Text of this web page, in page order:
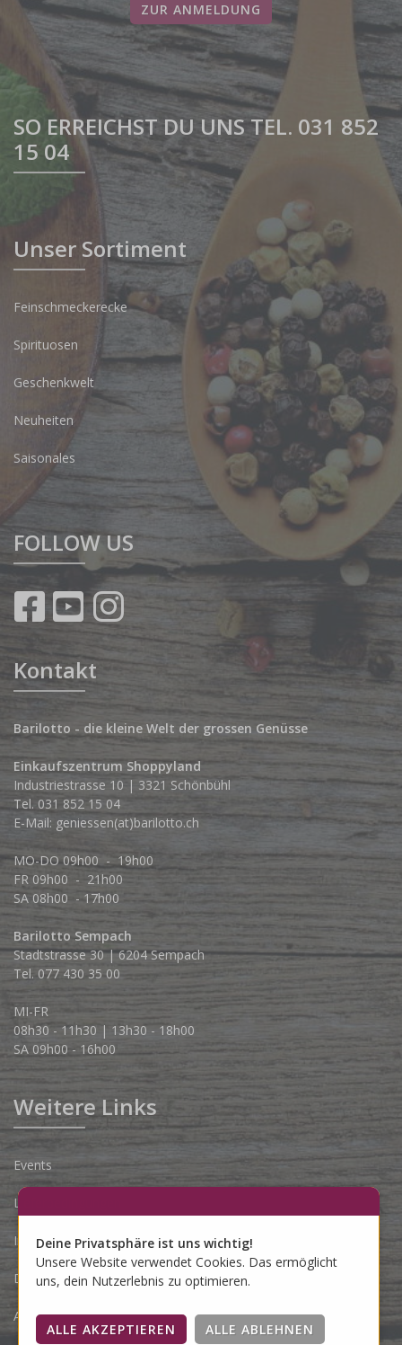
ZUR ANMELDUNG
SO ERREICHST DU UNS TEL. 031 852
15 04
Unser Sortiment
Feinschmeckerecke
Spirituosen
Geschenkwelt
Neuheiten
Saisonales
FOLLOW US
Kontakt
Barilotto - die kleine Welt der grossen Genüsse
Einkaufszentrum Shoppyland
Industriestrasse 10 | 3321 Schönbühl
Tel. 031 852 15 04
E-Mail: geniessen(at)barilotto.ch
MO-DO 09h00 - 19h00
FR 09h00 - 21h00
SA 08h00 - 17h00
Barilotto Sempach
Stadtstrasse 30 | 6204 Sempach
Tel. 077 430 35 00
MI-FR
08h30 - 11h30 | 13h30 - 18h00
SA 09h00 - 16h00
Weitere Links
Events
Lieferbedingungen
Impressum
Datenschutzerklärung
AGB
Deine Privatsphäre ist uns wichtig!
Unsere Website verwendet Cookies. Das ermöglicht
uns, dein Nutzerlebnis zu optimieren.